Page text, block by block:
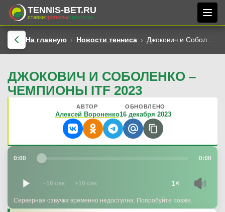
TENNIS-BET.RU
ставкипрогнозыстратегии
На главную Новости тенниса Джокович и Соболенко – чемпионы ITF 2023
ДЖОКОВИЧ И СОБОЛЕНКО –
ЧЕМПИОНЫ ITF 2023
АВТОР
Алексей Вороненко
ОБНОВЛЕНО
16 декабря 2023
0:00 0:00
−10 сек +10 сек 1×
Серверная озвучка временно недоступна. Попробуйте позже.